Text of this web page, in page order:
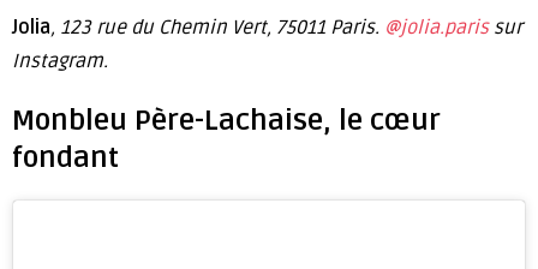
Jolia, 123 rue du Chemin Vert, 75011 Paris. @jolia.parissur
Instagram.
Monbleu Père-Lachaise, le cœur
fondant